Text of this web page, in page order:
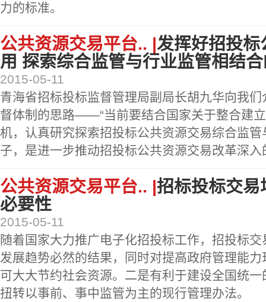
力的标准。
公共资源交易平台.. |发挥好招投标
用 探索综合监管与行业监管相结
2015-05-11
青海省招标投标监督管理局副局长胡九华向我
督体制的思路——“当前要结合国家关于整合建
机，认真研究探索招投标公共资源交易综合监
子，是进一步推动招投标公共资源交易改革深入
公共资源交易平台.. |招标投标交易
必要性
2015-05-11
随着国家大力推广电子化招投标工作，招投标
发展趋势必然的结果，同时对提高政府管理能
可大大节约社会资源。二是有利于建设全国统
扭转以事前、事中监管为主的现行管理办法。